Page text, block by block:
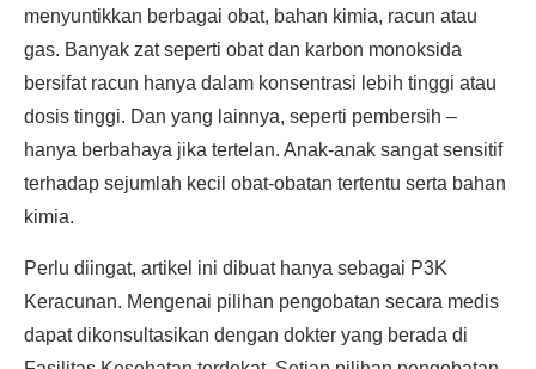
menyuntikkan berbagai obat, bahan kimia, racun atau
gas. Banyak zat seperti obat dan karbon monoksida
bersifat racun hanya dalam konsentrasi lebih tinggi atau
dosis tinggi. Dan yang lainnya, seperti pembersih –
hanya berbahaya jika tertelan. Anak-anak sangat sensitif
terhadap sejumlah kecil obat-obatan tertentu serta bahan
kimia.
Perlu diingat, artikel ini dibuat hanya sebagai P3K
Keracunan. Mengenai pilihan pengobatan secara medis
dapat dikonsultasikan dengan dokter yang berada di